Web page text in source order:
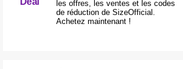
les offres, les ventes et les codes
de réduction de SizeOfficial.
Achetez maintenant !